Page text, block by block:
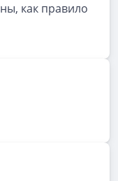
как правило